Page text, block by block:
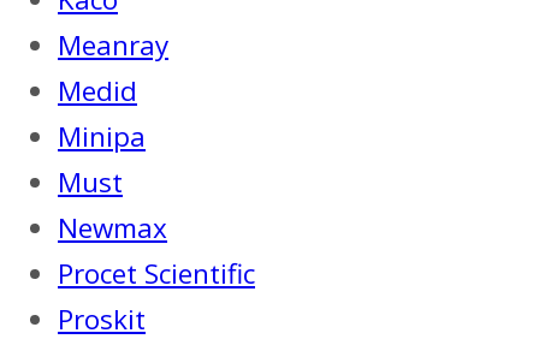
Meanray
Medid
Minipa
Must
Newmax
Procet Scientific
Proskit